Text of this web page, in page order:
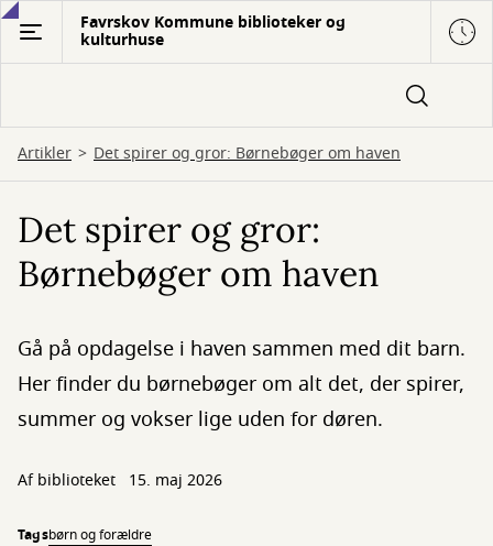
Gå
hovedindhold
Favrskov Kommune biblioteker og
kulturhuse
Artikler Det spirer og gror: Børnebøger om haven
Det spirer og gror:
Børnebøger om haven
Gå på opdagelse i haven sammen med dit barn.
Her finder du børnebøger om alt det, der spirer,
summer og vokser lige uden for døren.
Af biblioteket 15. maj 2026
Tagsbørn og forældre